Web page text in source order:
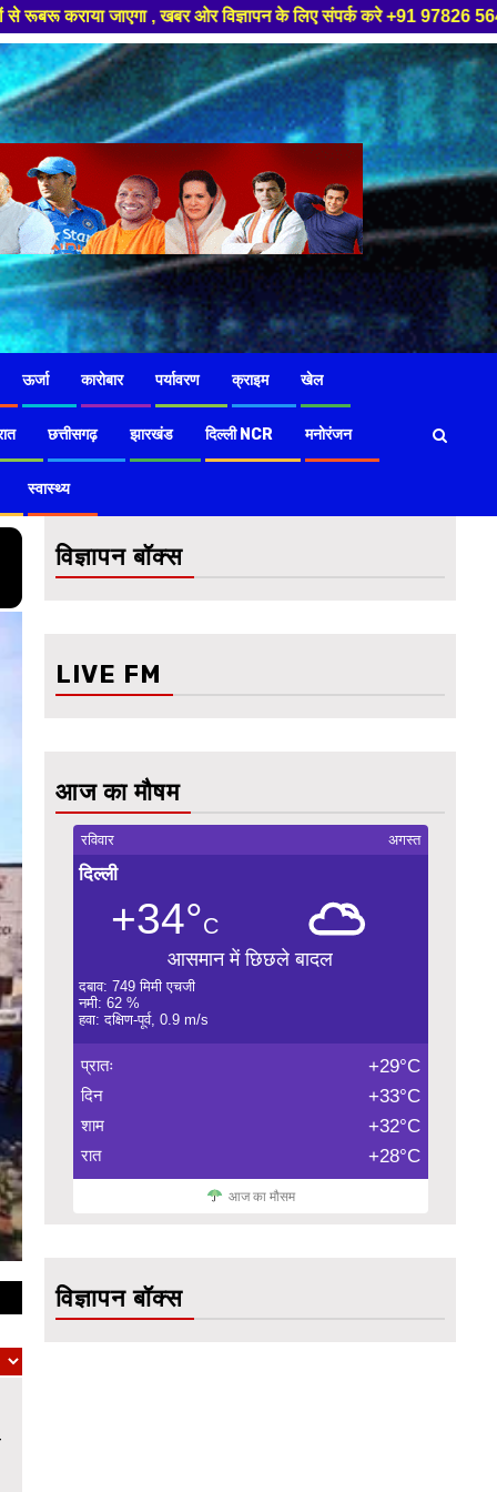
विज्ञापन के लिए संपर्क करे +91 97826 56423 ,हमारे यूट्यूब चैनल
ऊर्जा कारोबार पर्यावरण क्राइम खेल
छत्तीसगढ़ झारखंड दिल्ली NCR मनोरंजन
स्वास्थ्य
विज्ञापन बॉक्स
LIVE FM
आज का मौषम
रविवार अगस्त
दिल्ली
+34°C
आसमान में छिछले बादल
दबाव: 749 मिमी एचजी
नमी: 62 %
हवा: दक्षिण-पूर्व, 0.9 m/s
प्रातः +29°C
दिन +33°C
शाम +32°C
रात +28°C
आज का मौसम
विज्ञापन बॉक्स